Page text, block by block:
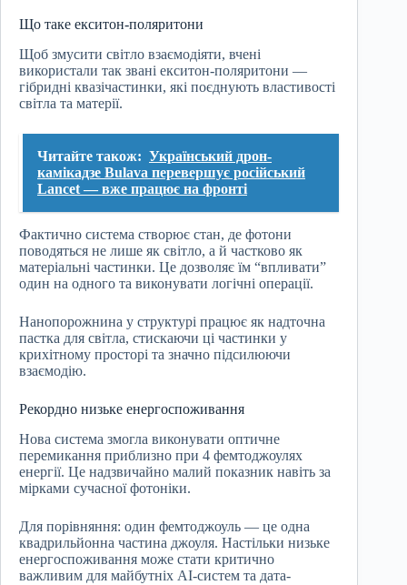
Що таке екситон-поляритони
Щоб змусити світло взаємодіяти, вчені
використали так звані екситон-поляритони —
гібридні квазічастинки, які поєднують властивості
світла та матерії.
Читайте також: Український дрон-
камікадзе Bulava перевершує російський
Lancet — вже працює на фронті
Фактично система створює стан, де фотони
поводяться не лише як світло, а й частково як
матеріальні частинки. Це дозволяє їм “впливати”
один на одного та виконувати логічні операції.
Нанопорожнина у структурі працює як надточна
пастка для світла, стискаючи ці частинки у
крихітному просторі та значно підсилюючи
взаємодію.
Рекордно низьке енергоспоживання
Нова система змогла виконувати оптичне
перемикання приблизно при 4 фемтоджоулях
енергії. Це надзвичайно малий показник навіть за
мірками сучасної фотоніки.
Для порівняння: один фемтоджоуль — це одна
квадрильйонна частина джоуля. Настільки низьке
енергоспоживання може стати критично
важливим для майбутніх AI-систем та дата-